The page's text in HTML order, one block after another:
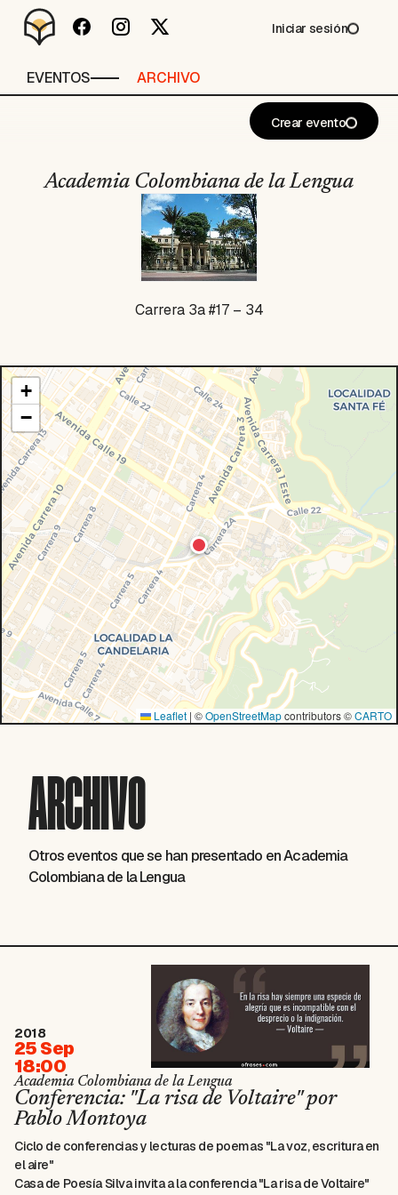
EVENTOS ARCHIVO
Iniciar sesión
Crear evento
Academia Colombiana de la Lengua
Carrera 3a #17 – 34
+
−
Leaflet | ©OpenStreetMapcontributors ©CARTO
ARCHIVO
Otros eventos que se han presentado en Academia
Colombiana de la Lengua
2018
25 Sep
18:00
Academia Colombiana de la Lengua
Conferencia: "La risa de Voltaire" por
Pablo Montoya
Ciclo de conferencias y lecturas de poemas "La voz, escritura en
el aire"
Casa de Poesía Silva invita a la conferencia "La risa de Voltaire"